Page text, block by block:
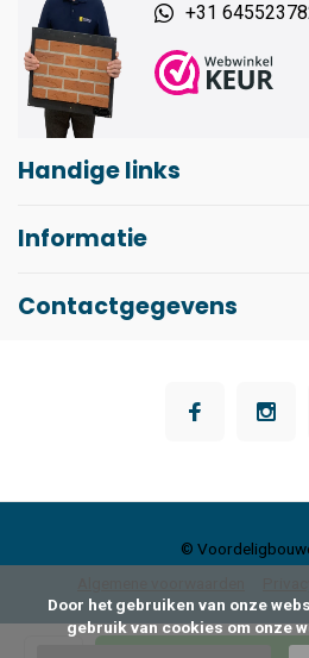
+31
Handige links
Informatie
Contactgegevens
©
gebruik van cookies om onze